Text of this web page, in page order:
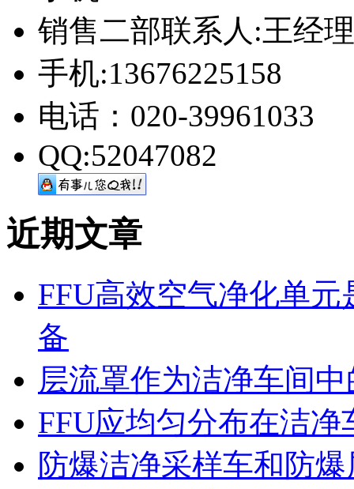
销售二部联系人:王经理
手机:13676225158
电话：020-39961033
QQ:52047082
近期文章
FFU高效空气净化单
备
层流罩作为洁净车间
FFU应均匀分布在洁
防爆洁净采样车和防